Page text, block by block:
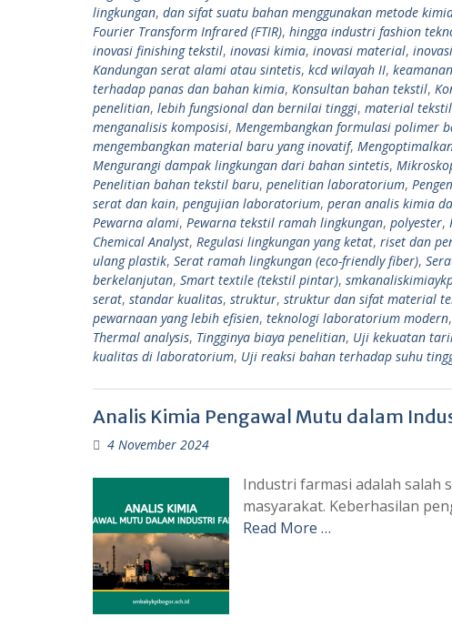
lingkungan, dan sifat suatu bahan menggunakan metode
Fourier Transform Infrared (FTIR), hingga industri fashion
inovasi finishing tekstil, inovasi kimia, inovasi material,
Kandungan serat alami atau sintetis, kcd wilayah II, keamanan
terhadap panas dan bahan kimia, Konsultan bahan tekstil,
penelitian, lebih fungsional dan bernilai tinggi, material
menganalisis komposisi, Mengembangkan formulasi polimer
mengembangkan material baru yang inovatif,
Mengurangi dampak lingkungan dari bahan sintetis,
Penelitian bahan tekstil baru, penelitian laboratorium,
serat dan kain, pengujian laboratorium, peran analis kimia
Pewarna alami, Pewarna tekstil ramah lingkungan, polyester,
Chemical Analyst, Regulasi lingkungan yang ketat, riset dan
ulang plastik, Serat ramah lingkungan (eco-friendly fiber),
berkelanjutan, Smart textile (tekstil pintar),
serat, standar kualitas, struktur, struktur dan sifat material
pewarnaan yang lebih efisien, teknologi laboratorium modern,
Thermal analysis, Tingginya biaya penelitian, Uji kekuatan
kualitas di laboratorium, Uji reaksi bahan terhadap suhu
Analis Kimia Pengawal Mutu dalam
4 November 2024
Industri farmasi adalah salah
masyarakat. Keberhasilan
Read More …